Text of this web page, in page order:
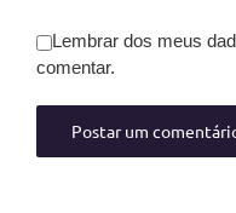
Lembrar dos meus
comentar.